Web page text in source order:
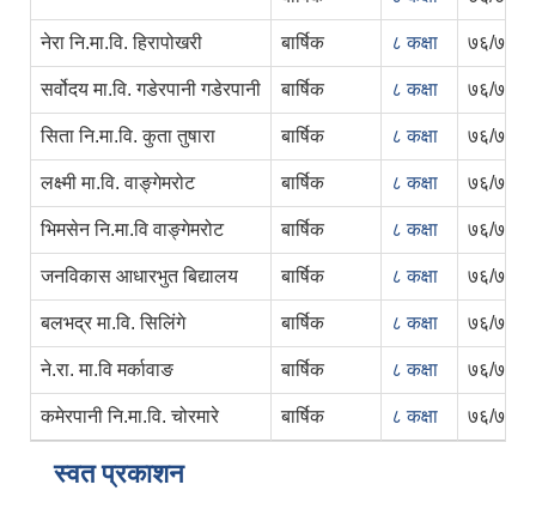
नेरा नि.मा.वि. हिरापोखरी बार्षिक ८ कक्षा ७६/७७
सर्वोदय मा.वि. गडेरपानी गडेरपानी बार्षिक ८ कक्षा ७६/७७
सिता नि.मा.वि. कुता तुषारा बार्षिक ८ कक्षा ७६/७७
लक्ष्मी मा.वि. वाङ्गेमरोट बार्षिक ८ कक्षा ७६/७७
भिमसेन नि.मा.वि वाङ्गेमरोट बार्षिक ८ कक्षा ७६/७७
जनविकास आधारभुत बिद्यालय बार्षिक ८ कक्षा ७६/७७
बलभद्र मा.वि. सिलिंगे बार्षिक ८ कक्षा ७६/७७
ने.रा. मा.वि मर्कावाङ बार्षिक ८ कक्षा ७६/७७
कमेरपानी नि.मा.वि. चोरमारे बार्षिक ८ कक्षा ७६/७७
स्वत प्रकाशन